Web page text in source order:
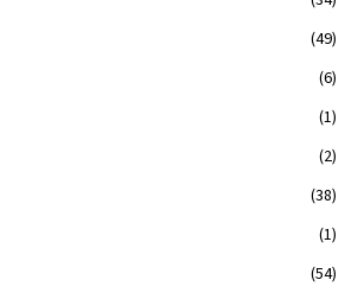
(49)
(6)
(1)
(2)
(38)
(1)
(54)